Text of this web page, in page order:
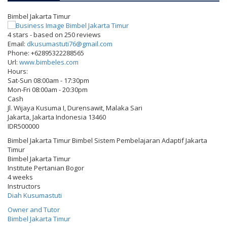
Bimbel Jakarta Timur
4stars - based on 250reviews
Email: dkusumastuti76@gmail.com
Phone: +62895322288565
Url: www.bimbeles.com
Hours:
Sat-Sun 08:00am - 17:30pm
Mon-Fri 08:00am - 20:30pm
Cash
Jl. Wijaya Kusuma I, Durensawit, Malaka Sari
Jakarta,Jakarta Indonesia 13460
IDR500000
Bimbel Jakarta Timur Bimbel Sistem Pembelajaran Adaptif Jakarta
Timur
Bimbel Jakarta Timur
Institute Pertanian Bogor
4 weeks
Instructors
Diah Kusumastuti
Owner and Tutor
Bimbel Jakarta Timur